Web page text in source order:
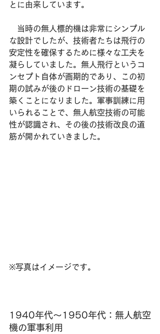
とに由来しています。
当時の無人標的機は非常にシンプル
な設計でしたが、技術者たちは飛行の
安定性を確保するために様々な工夫を
凝らしていました。無人飛行というコ
ンセプト自体が画期的であり、この初
期の試みが後のドローン技術の基礎を
築くことになりました。軍事訓練に用
いられることで、無人航空技術の可能
性が認識され、その後の技術改良の道
筋が開かれていきました。
※写真はイメージです。
1940年代〜1950年代：無人航空
機の軍事利用